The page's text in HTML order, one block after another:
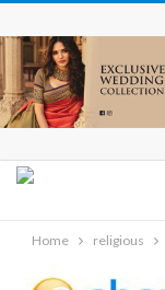
Home religious